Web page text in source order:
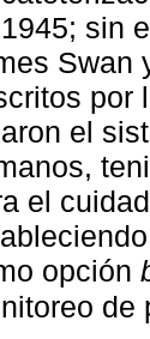
sin
Swan
por
el
el
opción
de